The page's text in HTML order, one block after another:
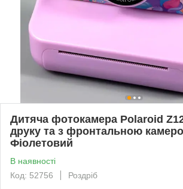
Дитяча фотокамера Polaroid
друку та з фронтальною
Фіолетовий
В наявності
Код: 52756
Роздріб